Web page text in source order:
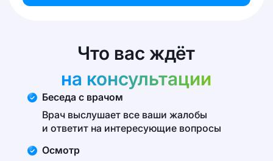
Что вас ждёт
на консультации
Беседа с врачом
Врач выслушает все ваши жалобы
и ответит на интересующие вопросы
Осмотр